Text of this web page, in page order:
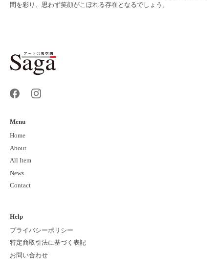
間を彩り、思わず笑顔がこぼれる存在となるでしょう。
Menu
Home
About
All Item
News
Contact
Help
プライバシーポリシー
特定商取引法に基づく表記
お問い合わせ